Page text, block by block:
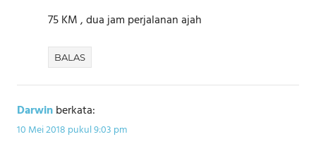
75 KM , dua jam perjalanan ajah
BALAS
Darwinberkata:
10 Mei 2018 pukul 9:03 pm